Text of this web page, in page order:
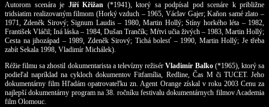
Autorom scenára je Jiří Křižan (*1941), ktorý sa podpísal pod scenáre k približne
tridsiatim realizovaným filmom (Horký vzduch – 1965, Václav Gajer; Kaňon samé zlato –
1971, Zdeněk Sirový; Signum Laudis – 1980, Martin Hollý; Stíny horkého léta – 1982,
František Vláčil; Iná láska – 1984, Dušan Trančík; Mŕtvi učia živých – 1983, Martin Hollý;
Cesta na jihozápad – 1989, Zdeněk Sirový; Tichá bolesť – 1990, Martin Hollý; Je třeba
zabít Sekala 1998, Vladimír Michálek).
Réžie filmu sa zhostil dokumentarista a televízny režisérVladimír Balko(*1965), ktorý sa
podieľal napríklad na cykloch dokumentov Fitfamília, Redline, Čas M či TUCET. Jeho
dokumentárny film Hľadám opatrovateľku zn. Agent Orange získal v roku 2003 Cenu za
najlepší dokumentárny program na 38. ročníku festivalu dokumentárnych filmov Academia
film Olomouc.